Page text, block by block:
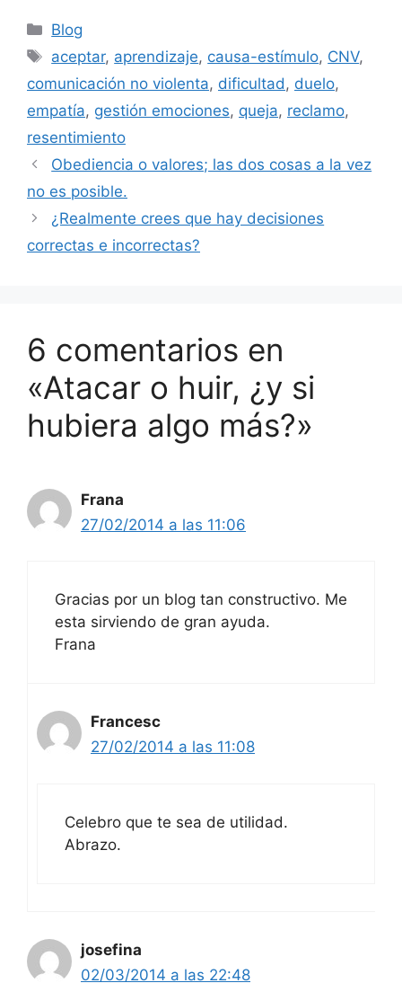
Categorías
Blog
Etiquetas
aceptar, aprendizaje, causa-estímulo, CNV,
comunicación no violenta, dificultad , duelo,
empatía, gestión emociones, queja, reclamo,
resentimiento
Obediencia o valores; las dos cosas a la vez
no es posible.
¿Realmente crees que hay decisiones
correctas e incorrectas?
6 comentarios en
«Atacar o huir, ¿y si
hubiera algo más?»
Frana
27/02/2014 a las 11:06
Gracias por un blog tan constructivo. Me
esta sirviendo de gran ayuda.
Frana
Francesc
27/02/2014 a las 11:08
Celebro que te sea de utilidad.
Abrazo.
josefina
02/03/2014 a las 22:48